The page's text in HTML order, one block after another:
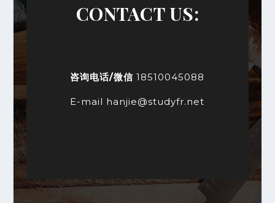
CONTACT US:
咨询电话/微信 18510045088
E-mail hanjie@studyfr.net